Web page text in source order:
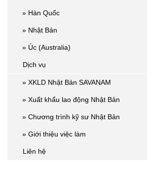
» Hàn Quốc
» Nhật Bản
» Úc (Australia)
Dịch vụ
» XKLD Nhật Bản SAVANAM
» Xuất khẩu lao động Nhật Bản
» Chương trình kỹ sư Nhật Bản
» Giới thiệu việc làm
Liên hệ